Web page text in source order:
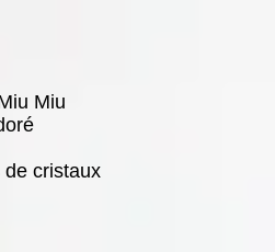
Miu
de cristaux